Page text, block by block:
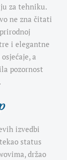
za tehniku.
ne zna čitati
i elegantne
a
pozornost
izvedbi
status
držao